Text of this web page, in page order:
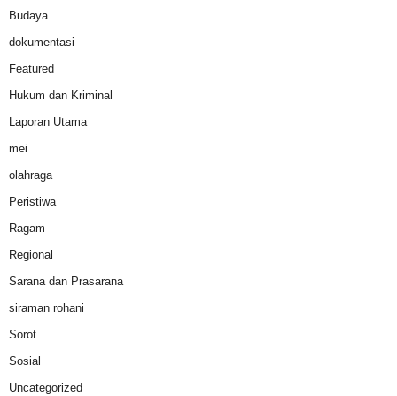
Budaya
dokumentasi
Featured
Hukum dan Kriminal
Laporan Utama
mei
olahraga
Peristiwa
Ragam
Regional
Sarana dan Prasarana
siraman rohani
Sorot
Sosial
Uncategorized